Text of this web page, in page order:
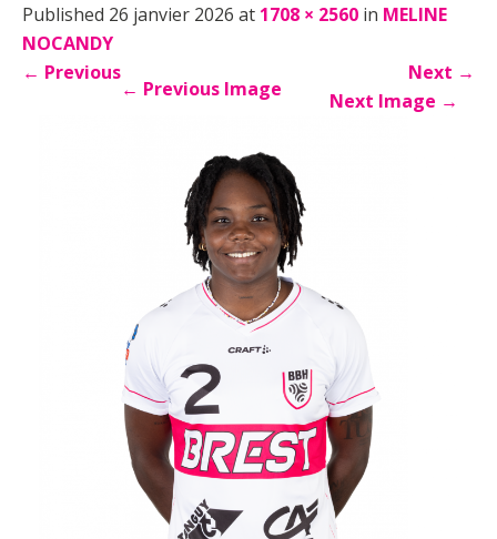
Published 26 janvier 2026 at 1708 × 2560 in MELINE
NOCANDY
← Previous Next →
← Previous Image Next Image →